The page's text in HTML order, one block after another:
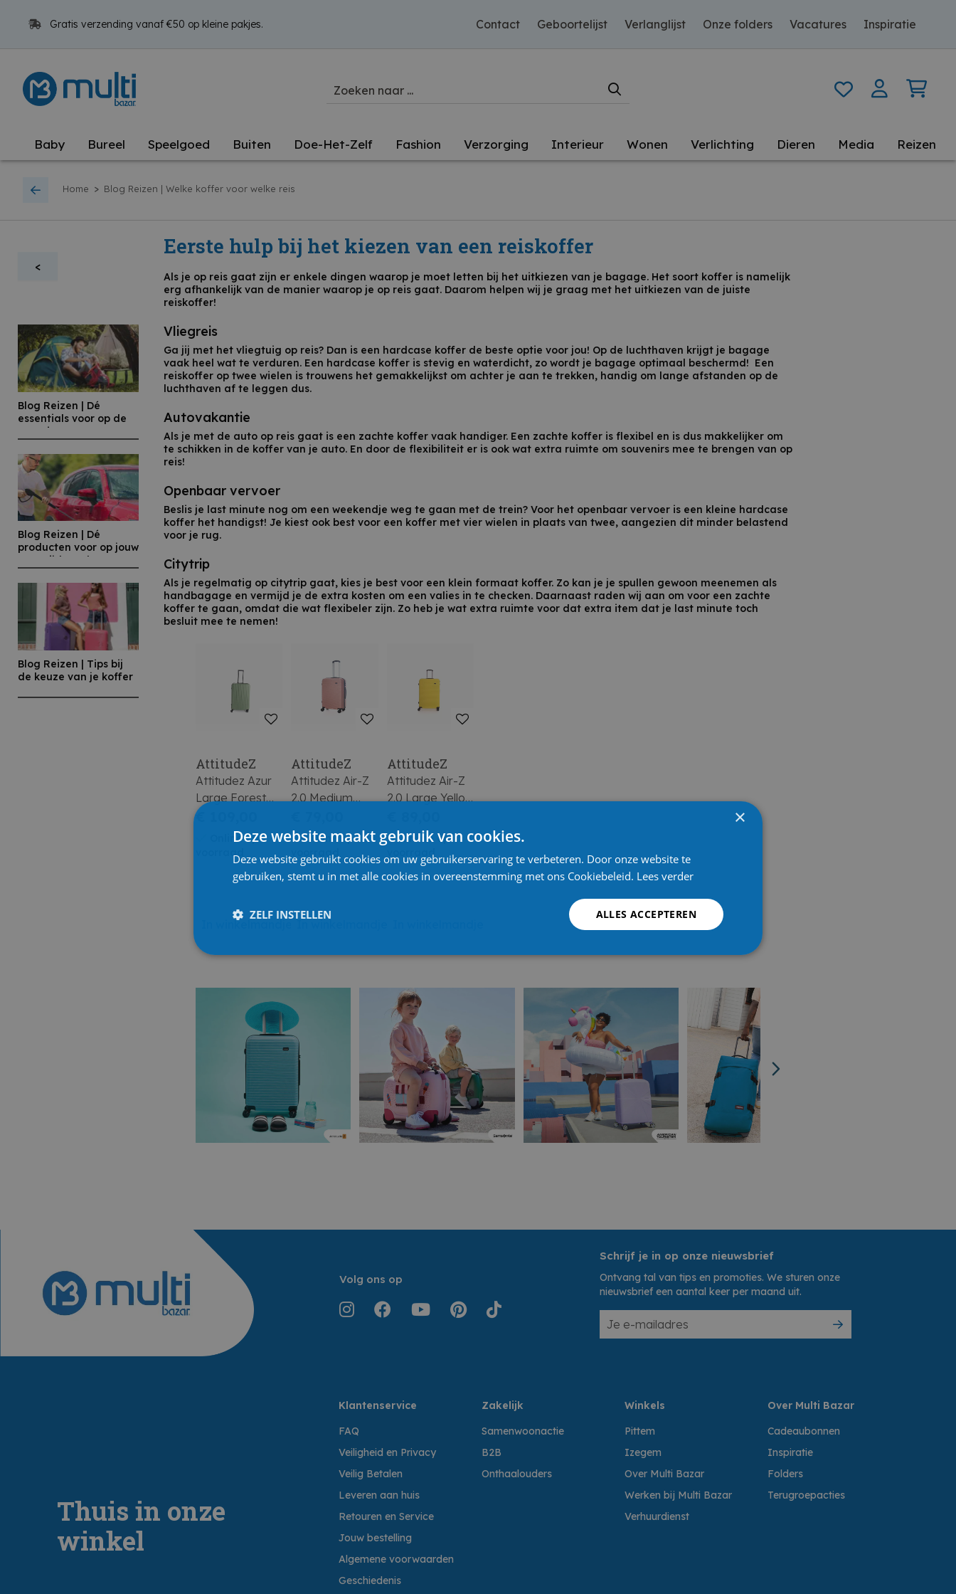
Gratis verzending vanaf €50 op kleine pakjes. Contact Geboortelijst Verlanglijst Onze folders Vacatures Inspiratie
Baby Bureel Speelgoed Buiten Doe-Het-Zelf Fashion Verzorging Interieur Wonen Verlichting Dieren Media Reizen
Home > Blog Reizen | Welke koffer voor welke reis
<
Blog Reizen | Dé
essentials voor op de
camping
Blog Reizen | Dé
producten voor op jouw
auto tijdens de zomer
Blog Reizen | Tips bij
de keuze van je koffer
Eerste hulp bij het kiezen van een reiskoffer
Als je op reis gaat zijn er enkele dingen waarop je moet letten bij het uitkiezen van je bagage. Het soort koffer is namelijk
erg afhankelijk van de manier waarop je op reis gaat. Daarom helpen wij je graag met het uitkiezen van de juiste
reiskoffer!
Vliegreis
Ga jij met het vliegtuig op reis? Dan is een hardcase koffer de beste optie voor jou! Op de luchthaven krijgt je bagage
vaak heel wat te verduren. Een hardcase koffer is stevig en waterdicht, zo wordt je bagage optimaal beschermd! Een
reiskoffer op twee wielen is trouwens het gemakkelijkst om achter je aan te trekken, handig om lange afstanden op de
luchthaven af te leggen dus.
Autovakantie
Als je met de auto op reis gaat is een zachte koffer vaak handiger. Een zachte koffer is flexibel en is dus makkelijker om
te schikken in de koffer van je auto. En door de flexibiliteit er is ook wat extra ruimte om souvenirs mee te brengen van op
reis!
Openbaar vervoer
Beslis je last minute nog om een weekendje weg te gaan met de trein? Voor het openbaar vervoer is een kleine hardcase
koffer het handigst! Je kiest ook best voor een koffer met vier wielen in plaats van twee, aangezien dit minder belastend
voor je rug.
Citytrip
Als je regelmatig op citytrip gaat, kies je best voor een klein formaat koffer. Zo kan je je spullen gewoon meenemen als
handbagage en vermijd je de extra kosten om een valies in te checken. Daarnaast raden wij aan om voor een zachte
koffer te gaan, omdat die wat flexibeler zijn. Zo heb je wat extra ruimte voor dat extra item dat je last minute toch
besluit mee te nemen!
AttitudeZ
Attitudez Azur
Large Forest
Green
76X49X31Cm
€ 109,00
Online op
In winkelmandje
AttitudeZ
Attitudez Air-Z
2.0 Medium
67X44X27Cm
Online op
voorraad
AttitudeZ
Attitudez Air-Z
2.0 Large Yellow
Online op
voorraad
Volg ons op
Schrijf je in op onze nieuwsbrief
Ontvang tal van tips en promoties. We sturen onze
nieuwsbrief een aantal keer per maand uit.
Thuis in onze
winkel
Klantenservice
FAQ
Veiligheid en Privacy
Veilig Betalen
Leveren aan huis
Retouren en Service
Jouw bestelling
Algemene voorwaarden
Geschiedenis
Zakelijk
Samenwoonactie
B2B
Onthaalouders
Winkels
Pittem
Izegem
Over Multi Bazar
Werken bij Multi Bazar
Verhuurdienst
Over Multi Bazar
Cadeaubonnen
Inspiratie
Folders
Terugroepacties
×
Deze website maakt gebruik van cookies.
Deze website gebruikt cookies om uw gebruikerservaring te verbeteren. Door onze website te
gebruiken, stemt u in met alle cookies in overeenstemming met ons Cookiebeleid. Lees verder
ALLES ACCEPTEREN
ZELF INSTELLEN